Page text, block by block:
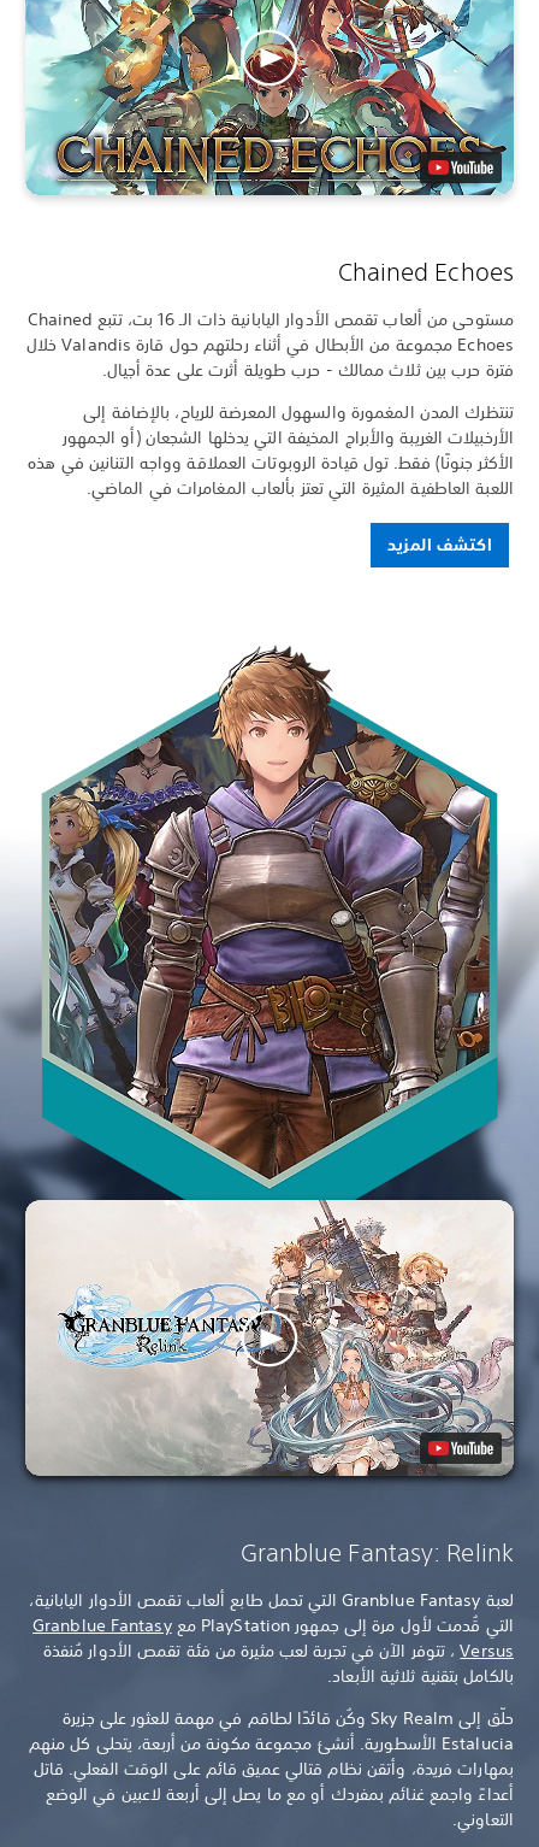
Chained Echoes
مستوحى من ألعاب تقمص الأدوار اليابانية ذات الـ 16 بت، تتبع Chained
Echoes مجموعة من الأبطال في أثناء رحلتهم حول قارة Valandis خلال
فترة حرب بين ثلاث ممالك - حرب طويلة أثرت على عدة أجيال.
تنتظرك المدن المغمورة والسهول المعرضة للرياح، بالإضافة إلى
الأرخبيلات الغريبة والأبراج المخيفة التي يدخلها الشجعان (أو الجمهور
الأكثر جنونًا) فقط. تول قيادة الروبوتات العملاقة وواجه التنانين في هذه
اللعبة العاطفية المثيرة التي تعتز بألعاب المغامرات في الماضي.
اكتشف المزيد
Granblue Fantasy: Relink
لعبة Granblue Fantasy التي تحمل طابع ألعاب تقمص الأدوار اليابانية،
التي قُدمت لأول مرة إلى جمهور PlayStation مع
Granblue Fantasy
Versus، تتوفر الآن في تجربة لعب مثيرة من فئة تقمص الأدوار مُنفذة
بالكامل بتقنية ثلاثية الأبعاد.
حلّق إلى Sky Realm وكُن قائدًا لطاقم في مهمة للعثور على جزيرة
Estalucia الأسطورية. أنشئ مجموعة مكونة من أربعة، يتحلى كل منهم
بمهارات فريدة، وأتقن نظام قتالي عميق قائم على الوقت الفعلي. قاتل
أعداءً واجمع غنائم بمفردك أو مع ما يصل إلى أربعة لاعبين في الوضع
التعاوني.